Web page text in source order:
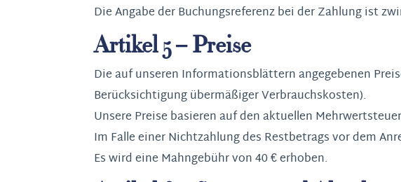
Die Angabe der Buchungsreferenz bei der Zahlung ist
Artikel 5 – Preise
Die auf unseren Informationsblättern angegebenen
Berücksichtigung übermäßiger Verbrauchskosten).
Unsere Preise basieren auf den aktuellen
Im Falle einer Nichtzahlung des Restbetrags vor dem
Es wird eine Mahngebühr von 40 € erhoben.